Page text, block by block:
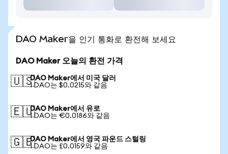
DAO Maker을 인기 통화로 환전해 보세요
DAO Maker 오늘의 환전 가격
🇺🇸DAO Maker에서 미국 달러
1 DAO는 $0.0215와 같음
🇪🇺DAO Maker에서 유로
1 DAO는 €0.0186와 같음
🇬🇧DAO Maker에서 영국 파운드 스털링
1 DAO는 £0.0159와 같음